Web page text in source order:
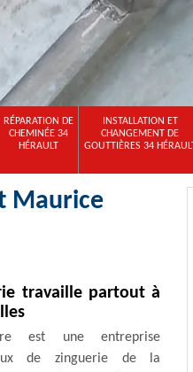
RÉPARATION DE
CHEMINÉE 34
HÉRAULT
INSTALLATION ET
CHANGEMENT DE
GOUTTIÈRES 34
Maurice
travaille partout à
est une entreprise
de zinguerie de la